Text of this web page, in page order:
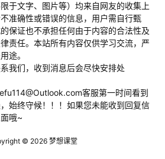
于文字、图片等）均来自网友的收集上
准确性或错误的信息，用户需自行甄
保证也不承担任何由于内容的合法性及
责任。本站所有内容仅供学习交流，严
途。
我们，收到消息后会尽快安排处
客服第一时间看到
始终守候！！！如果您未能收到回复信
哦~
© 2026 梦想课堂